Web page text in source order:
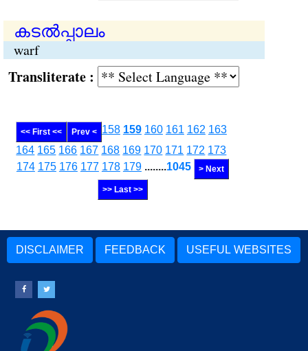
കടല്‍പ്പാലം
warf
:
<< First << Prev < 158 159 160 161 162 163
164 165 166 167 168 169 170 171 172 173
174 175 176 177 178 179 ........1045 > Next
>> Last >>
DISCLAIMER FEEDBACK USEFUL WEBSITES